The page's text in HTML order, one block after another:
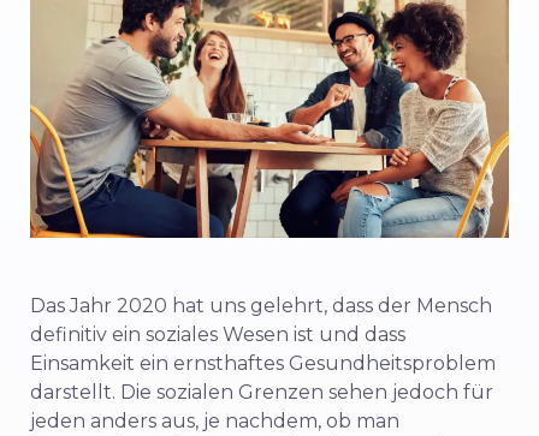
Das Jahr 2020 hat uns gelehrt, dass der Mensch
definitiv ein soziales Wesen ist und dass
Einsamkeit ein ernsthaftes Gesundheitsproblem
darstellt. Die sozialen Grenzen sehen jedoch für
jeden anders aus, je nachdem, ob man